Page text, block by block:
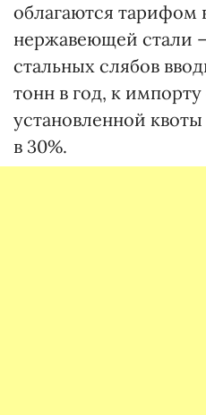
облагаются тарифом
нержавеющей стали
стальных слябов
тонн в год, к импорту
установленной
в 30%.